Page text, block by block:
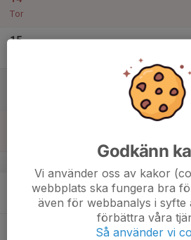
Tor
15
MTB-Träning Röd Röd
Godkänn
Vi använder oss av kakor
webbplats ska fungera bra
även för webbanalys i syfte
förbättra våra
Så använder vi